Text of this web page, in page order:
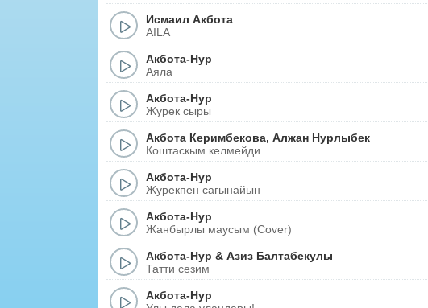
Исмаил Акбота
AILA
Акбота-Нур
Аяла
Акбота-Нур
Журек сыры
Акбота Керимбекова, Алжан Нурлыбек
Коштаскым келмейди
Акбота-Нур
Журекпен сагынайын
Акбота-Нур
Жанбырлы маусым (Cover)
Акбота-Нур & Азиз Балтабекулы
Татти сезим
Акбота-Нур